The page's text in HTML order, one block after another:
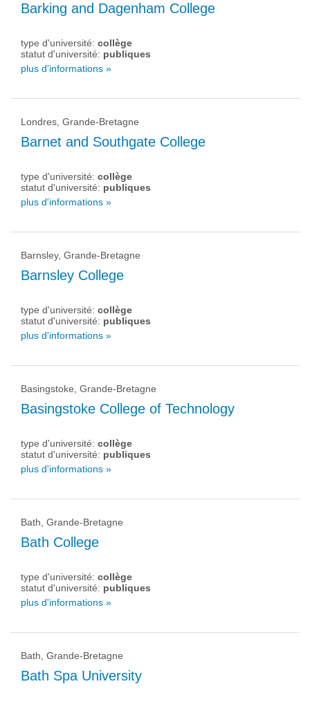
Barking and Dagenham College
type d'université: collège
statut d'université: publiques
plus d'informations »
Londres, Grande-Bretagne
Barnet and Southgate College
type d'université: collège
statut d'université: publiques
plus d'informations »
Barnsley, Grande-Bretagne
Barnsley College
type d'université: collège
statut d'université: publiques
plus d'informations »
Basingstoke, Grande-Bretagne
Basingstoke College of Technology
type d'université: collège
statut d'université: publiques
plus d'informations »
Bath, Grande-Bretagne
Bath College
type d'université: collège
statut d'université: publiques
plus d'informations »
Bath, Grande-Bretagne
Bath Spa University